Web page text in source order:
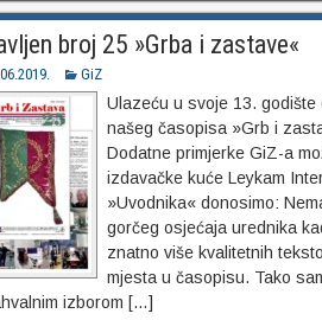
broj 25 »Grba i zastave«
GiZ
Ulazeću u svoje 13. godište
našeg časopisa »Grb i
Dodatne primjerke GiZ-a
izdavačke kuće Leykam
»Uvodnika« donosimo:
gorčeg osjećaja urednika
znatno više kvalitetnih
mjesta u časopisu. Tako
izborom […]